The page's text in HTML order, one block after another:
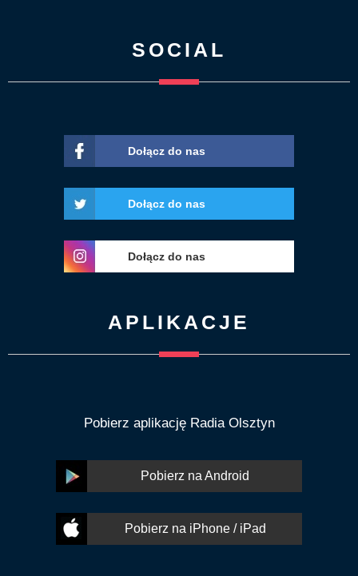
SOCIAL
Dołącz do nas
Dołącz do nas
Dołącz do nas
APLIKACJE
Pobierz aplikację Radia Olsztyn
Pobierz na Android
Pobierz na iPhone / iPad